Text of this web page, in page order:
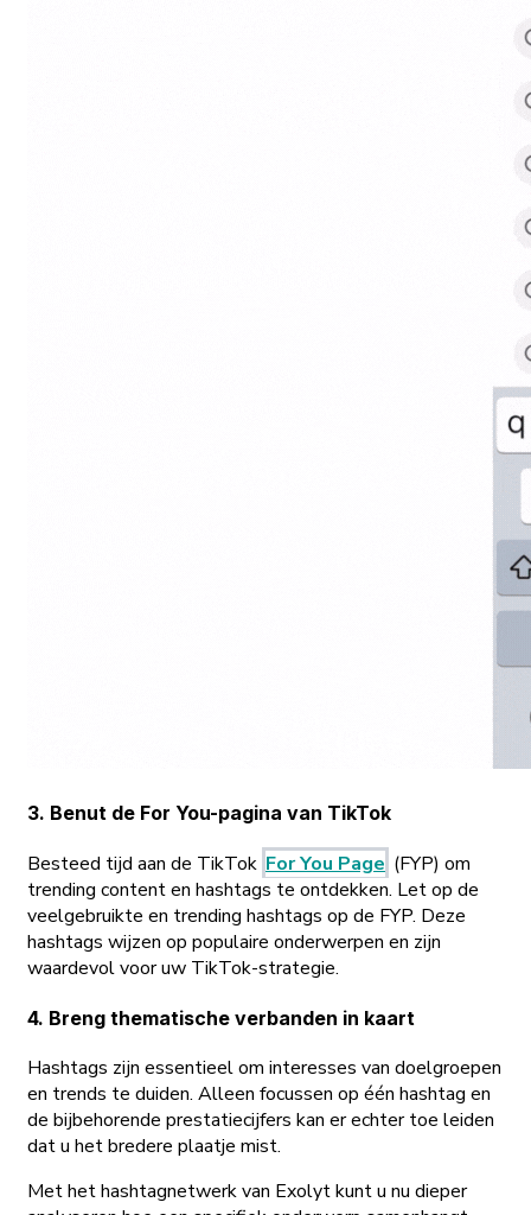
3. Benut de For You-pagina van TikTok
Besteed tijd aan de TikTok For You Page (FYP) om
trending content en hashtags te ontdekken. Let op de
veelgebruikte en trending hashtags op de FYP. Deze
hashtags wijzen op populaire onderwerpen en zijn
waardevol voor uw TikTok-strategie.
4. Breng thematische verbanden in kaart
Hashtags zijn essentieel om interesses van doelgroepen
en trends te duiden. Alleen focussen op één hashtag en
de bijbehorende prestatiecijfers kan er echter toe leiden
dat u het bredere plaatje mist.
Met het hashtagnetwerk van Exolyt kunt u nu dieper